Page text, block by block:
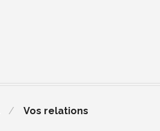
Vos relations